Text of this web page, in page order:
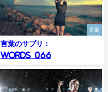
言葉
言葉のサプリ：
Words_066